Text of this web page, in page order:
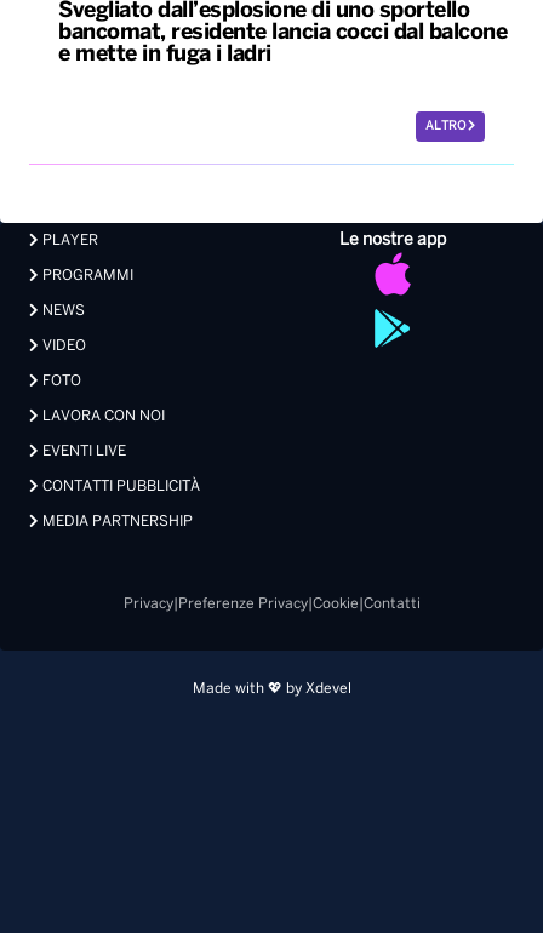
Svegliato dall’esplosione di uno sportello
bancomat, residente lancia cocci dal balcone
e mette in fuga i ladri
ALTRO
Le nostre app
PLAYER
PROGRAMMI
NEWS
VIDEO
FOTO
LAVORA CON NOI
EVENTI LIVE
CONTATTI PUBBLICITÀ
MEDIA PARTNERSHIP
Privacy| Preferenze Privacy| Cookie Contatti
Made with 💖 by Xdevel